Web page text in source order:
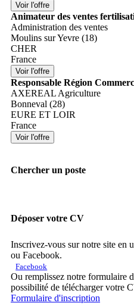
Animateur des ventes
Administration des ventes
Moulins sur Yevre (18)
CHER
France
Responsable Région
AXEREAL Agriculture
Bonneval (28)
EURE ET LOIR
France
Chercher un poste
Déposer votre CV
Inscrivez-vous sur notre site en
ou Facebook.
Facebook
Ou remplissez notre formulaire
possibilité de télécharger votre
Formulaire d'inscription